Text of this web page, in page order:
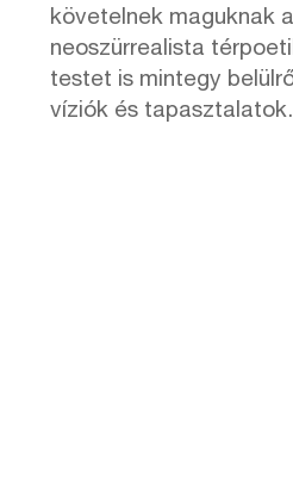
követelnek maguknak a
neoszürrealista
testet is mintegy
víziók és